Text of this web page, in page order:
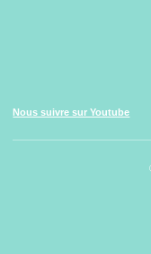
Nous suivre sur Youtube